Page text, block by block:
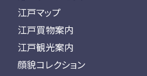
江戸マップ
江戸買物案内
江戸観光案内
顔貌コレクション